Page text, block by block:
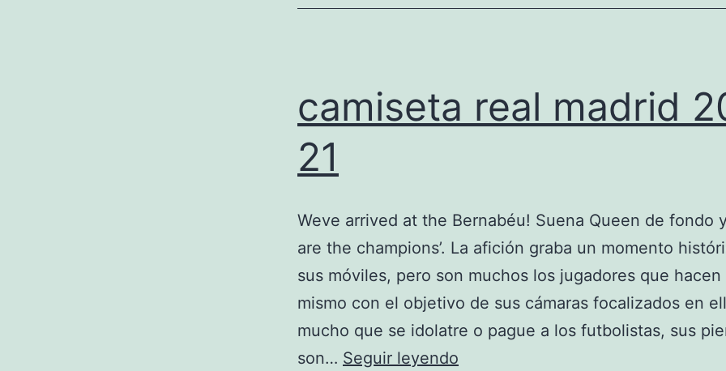
camiseta real madrid
21
Weve arrived at the Bernabéu! Suena Queen de fondo y
are the champions’. La afición graba un momento
sus móviles, pero son muchos los jugadores que hacen
mismo con el objetivo de sus cámaras focalizados en
mucho que se idolatre o pague a los futbolistas, sus
son… Seguir leyendo